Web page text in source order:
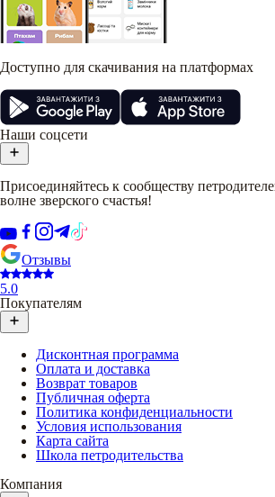
Доступно для скачивания на платформах
Наши соцсети
Присоединяйтесь к сообществу
волне зверского счастья!
Отзывы
5.0
Покупателям
Дисконтная программа
Оплата и доставка
Возврат товаров
Публичная оферта
Политика конфиденциальности
Условия использования
Карта сайта
Школа петродительства
Компания